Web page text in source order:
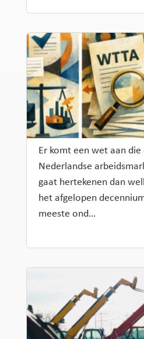
Er komt een wet aan die
Nederlandse
gaat hertekenen dan
het afgelopen
meeste ond…